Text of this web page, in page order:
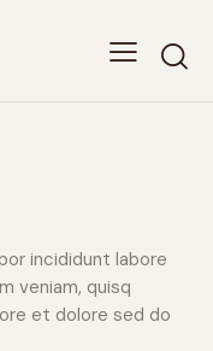
incididunt labore
veniam, quisq
et dolore sed do